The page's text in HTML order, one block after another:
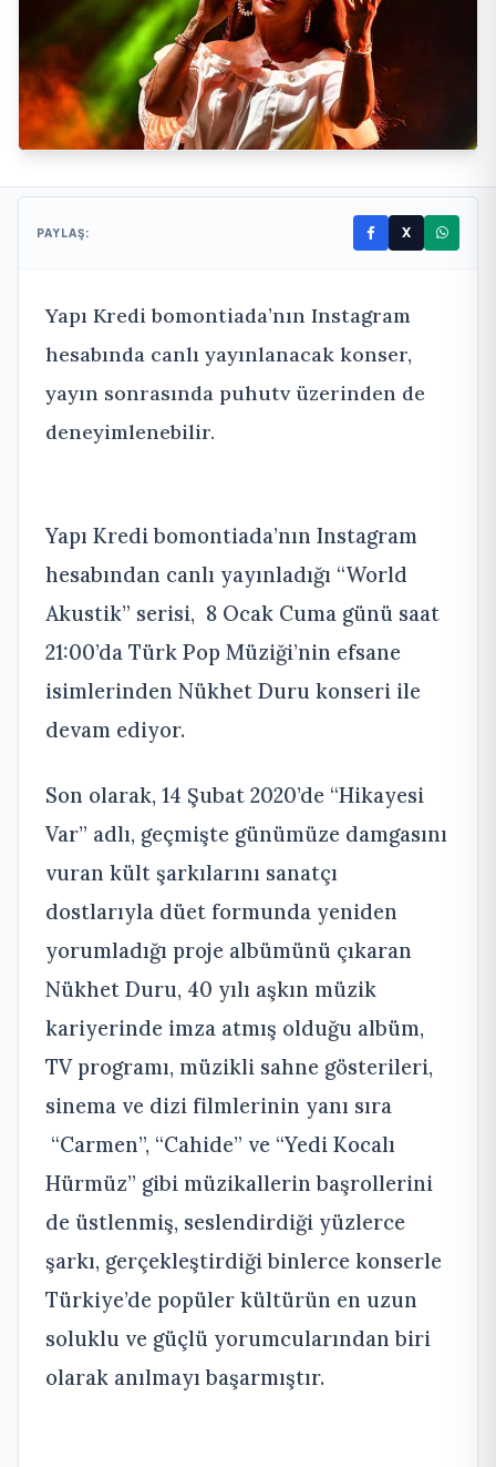
PAYLAŞ: X
Yapı Kredi bomontiada’nın Instagram
hesabında canlı yayınlanacak konser,
yayın sonrasında puhutv üzerinden de
deneyimlenebilir.
Yapı Kredi bomontiada’nın Instagram
hesabından canlı yayınladığı “World
Akustik” serisi, 8 Ocak Cuma günü saat
21:00’da Türk Pop Müziği’nin efsane
isimlerinden Nükhet Duru konseri ile
devam ediyor.
Son olarak, 14 Şubat 2020’de “Hikayesi
Var” adlı, geçmişte günümüze damgasını
vuran kült şarkılarını sanatçı
dostlarıyla düet formunda yeniden
yorumladığı proje albümünü çıkaran
Nükhet Duru, 40 yılı aşkın müzik
kariyerinde imza atmış olduğu albüm,
TV programı, müzikli sahne gösterileri,
sinema ve dizi filmlerinin yanı sıra
“Carmen”, “Cahide” ve “Yedi Kocalı
Hürmüz” gibi müzikallerin başrollerini
de üstlenmiş, seslendirdiği yüzlerce
şarkı, gerçekleştirdiği binlerce konserle
Türkiye’de popüler kültürün en uzun
soluklu ve güçlü yorumcularından biri
olarak anılmayı başarmıştır.